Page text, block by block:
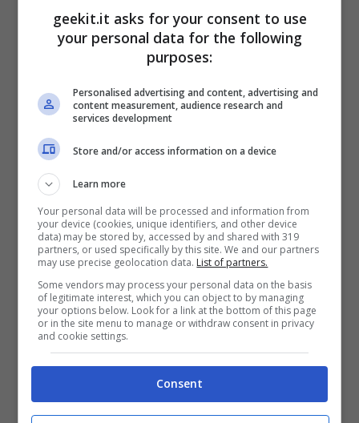
sfruttando un’ampia gamma di gadget
hi-tech come cavi elettrificati per
stordire i nemici.
DIVERTIMENTO INFINITO:Che tu sia
alle prese con i combattimenti
nell’Arena del Castello, con le canzoni
corse del Pocket Circuit, il mondo ti
offrirà una grande varietà di esperienze
coinvolgenti.
geekit.it asks for your consent to use
your personal data for the following
purposes:
Personalised advertising and content, advertising and
content measurement, audience research and
services development
Store and/or access information on a device
Learn more
Your personal data will be processed and information from
your device (cookies, unique identifiers, and other device
data) may be stored by, accessed by and shared with 319
partners, or used specifically by this site. We and our partners
may use precise geolocation data. List of partners.
Some vendors may process your personal data on the basis
of legitimate interest, which you can object to by managing
your options below. Look for a link at the bottom of this page
or in the site menu to manage or withdraw consent in privacy
and cookie settings.
Consent